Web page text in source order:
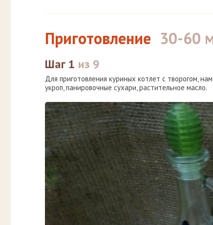
Приготовление 30-60
Шаг 1 из 9
Для приготовления куриных котлет с творогом,
укроп, панировочные сухари, растительное масло.